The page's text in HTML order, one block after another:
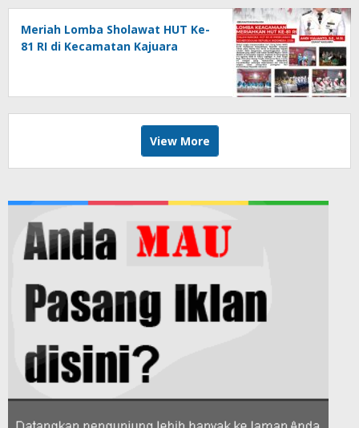
Meriah Lomba Sholawat HUT Ke-
81 RI di Kecamatan Kajuara
View More